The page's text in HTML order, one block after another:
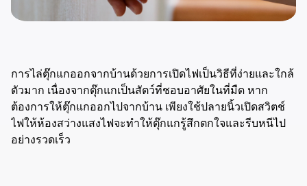
การไล่ตุ๊กแกออกจากบ้านด้วยการเปิดไฟเป็นวิธีที่ง่ายและใกล้
ตัวมาก เนื่องจากตุ๊กแกเป็นสัตว์ที่ชอบอาศัยในที่มืด หาก
ต้องการให้ตุ๊กแกออกไปจากบ้าน เพียงใช้ปลายนิ้วเปิดสวิตช์
ไฟให้ห้องสว่างแสงไฟจะทำให้ตุ๊กแกรู้สึกตกใจและรีบหนีไป
อย่างรวดเร็ว